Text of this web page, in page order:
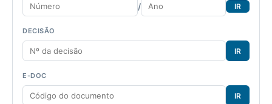
/ IR
DECISÃO
IR
E-DOC
IR